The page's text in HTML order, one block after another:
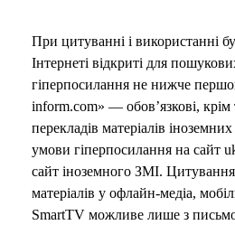
При цитуванні і використанні
Інтернеті відкриті для
гіперпосилання не нижче
inform.com» — обов’язкові,
перекладів матеріалів
умови гіперпосилання на сайт
сайт іноземного ЗМІ.
матеріалів у офлайн-медіа,
SmartTV можливе лише з